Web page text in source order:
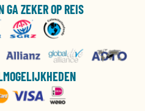
GA ZEKER OP REIS